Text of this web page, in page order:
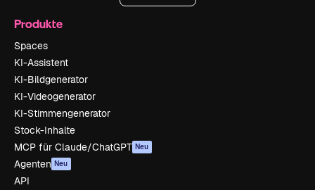
Produkte
Spaces
KI-Assistent
KI-Bildgenerator
KI-Videogenerator
KI-Stimmengenerator
Stock-Inhalte
MCP für Claude/ChatGPT Neu
Agenten Neu
API